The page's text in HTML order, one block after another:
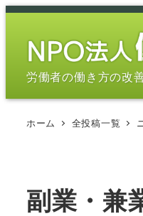
メ
労働者の働き方の改
ホーム 全投稿一覧
副業・兼